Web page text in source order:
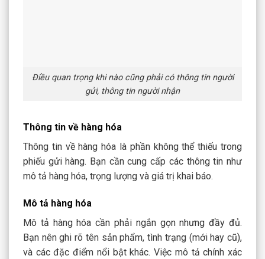
Điều quan trọng khi nào cũng phải có thông tin người
gửi, thông tin người nhận
Thông tin về hàng hóa
Thông tin về hàng hóa là phần không thể thiếu trong
phiếu gửi hàng. Bạn cần cung cấp các thông tin như
mô tả hàng hóa, trọng lượng và giá trị khai báo.
Mô tả hàng hóa
Mô tả hàng hóa cần phải ngắn gọn nhưng đầy đủ.
Bạn nên ghi rõ tên sản phẩm, tình trạng (mới hay cũ),
và các đặc điểm nổi bật khác. Việc mô tả chính xác